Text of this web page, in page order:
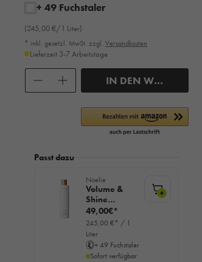
+ 49 Fuchstaler
(245,00 €/1 Liter)
* inkl. gesetzl. MwSt. zzgl. Versandkosten
Lieferzeit 3-7 Arbeitstage
IN DEN WARENKORB
Passt dazu
Noelie
Volume &
Shine
Hydrating
Conditioner,
200ml
49,00€*
245,00 €* / 1
Liter
+ 49 Fuchstaler
Sofort verfügbar
+